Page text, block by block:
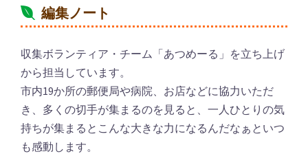
編集ノート
収集ボランティア・チーム「あつめーる」を立ち上げ
から担当しています。
市内19か所の郵便局や病院、お店などに協力いただ
き、多くの切手が集まるのを見ると、一人ひとりの気
持ちが集まるとこんな大きな力になるんだなぁといつ
も感動します。